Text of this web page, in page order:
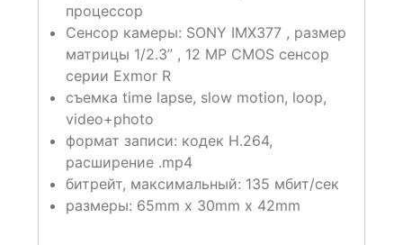
процессор
Сенсор камеры: SONY IMX377 , размер
матрицы 1/2.3” , 12 MP CMOS сенсор
серии Exmor R
съемка time lapse, slow motion, loop,
video+photo
формат записи: кодек H.264,
расширение .mp4
битрейт, максимальный: 135 мбит/сек
размеры: 65mm x 30mm x 42mm